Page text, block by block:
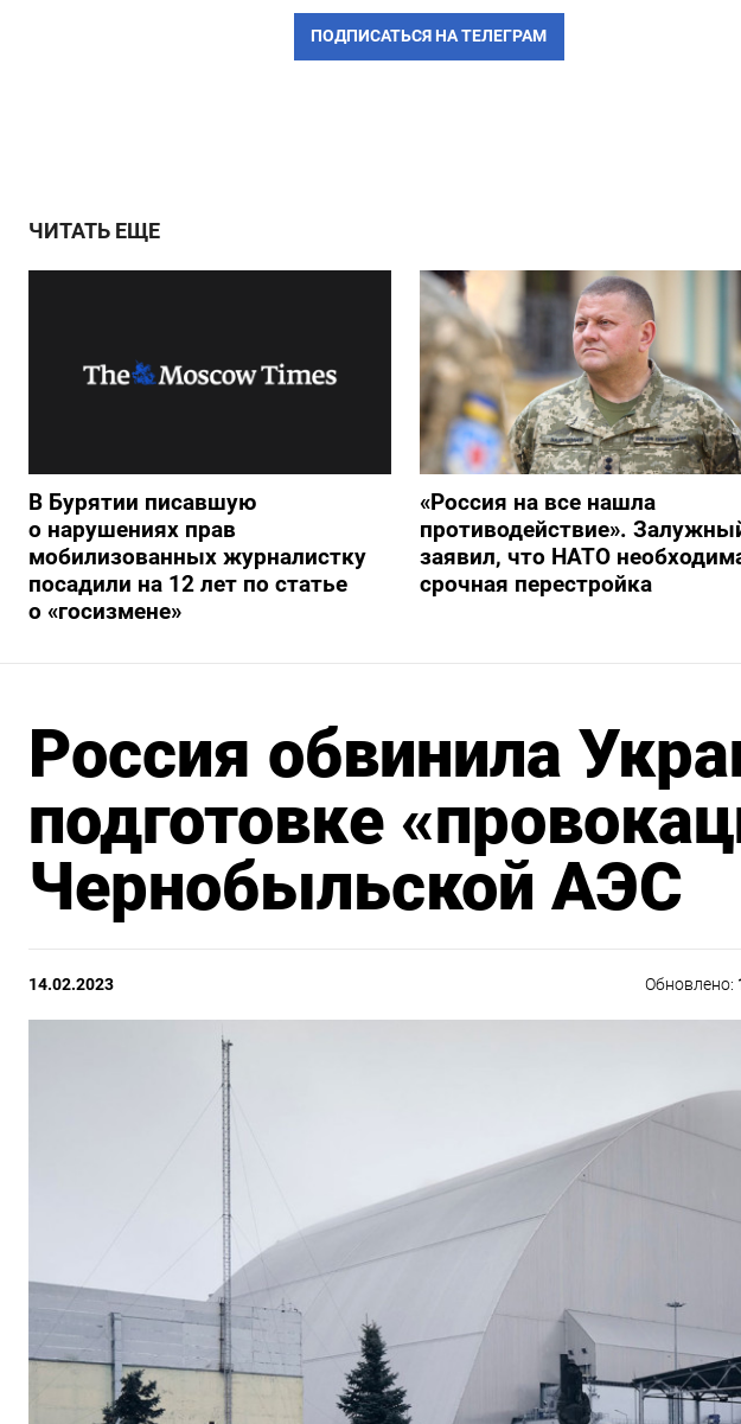
ПОДПИСАТЬСЯ НА ТЕЛЕГРАМ
ЧИТАТЬ ЕЩЕ
В Бурятии писавшую
о нарушениях прав
мобилизованных журналистку
посадили на 12 лет по статье
о «госизмене»
«Россия на все нашла
противодействие».
заявил, что НАТО
срочная перестройка
Россия обвинила
подготовке
Чернобыльской АЭС
14.02.2023 Обновлено: